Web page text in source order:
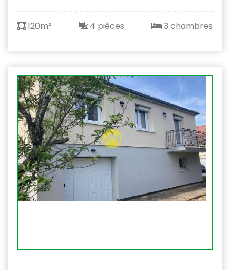
120m² 4 pièces 3 chambres